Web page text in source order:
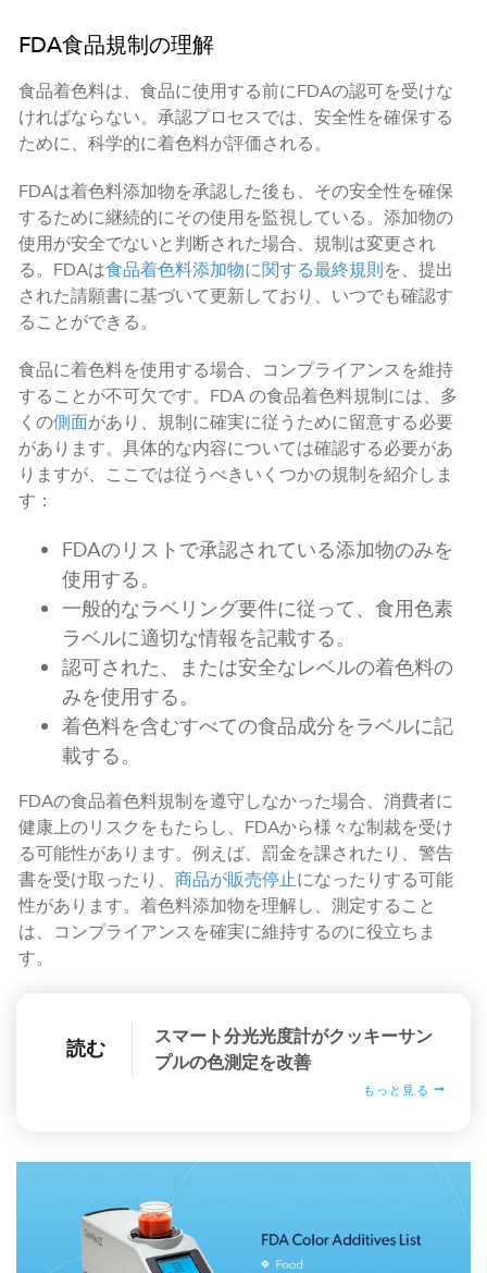
FDA食品規制の理解
食品着色料は、食品に使用する前にFDAの認可を受けな
ければならない。承認プロセスでは、安全性を確保する
ために、科学的に着色料が評価される。
FDAは着色料添加物を承認した後も、その安全性を確保
するために継続的にその使用を監視している。添加物の
使用が安全でないと判断された場合、規制は変更され
る。FDAは食品着色料添加物に関する最終規則を、提出
された請願書に基づいて更新しており、いつでも確認す
ることができる。
食品に着色料を使用する場合、コンプライアンスを維持
することが不可欠です。FDA の食品着色料規制には、多
くの側面があり、規制に確実に従うために留意する必要
があります。具体的な内容については確認する必要があ
りますが、ここでは従うべきいくつかの規制を紹介しま
す：
FDAのリストで承認されている添加物のみを
使用する。
一般的なラベリング要件に従って、食用色素
ラベルに適切な情報を記載する。
認可された、または安全なレベルの着色料の
みを使用する。
着色料を含むすべての食品成分をラベルに記
載する。
FDAの食品着色料規制を遵守しなかった場合、消費者に
健康上のリスクをもたらし、FDAから様々な制裁を受け
る可能性があります。例えば、罰金を課されたり、警告
書を受け取ったり、 商品が販売停止になったりする可能
性があります。着色料添加物を理解し、測定すること
は、コンプライアンスを確実に維持するのに役立ちま
す。
読む
スマート分光光度計がクッキーサン
プルの色測定を改善
もっと見る